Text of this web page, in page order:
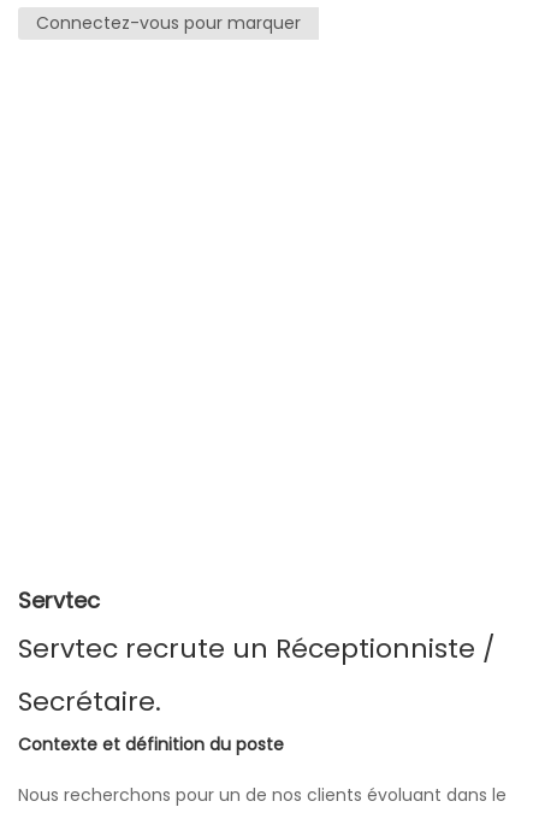
Connectez-vous pour marquer
Servtec
Servtec recrute un Réceptionniste /
Secrétaire.
Contexte et définition du poste
Nous recherchons pour un de nos clients évoluant dans le